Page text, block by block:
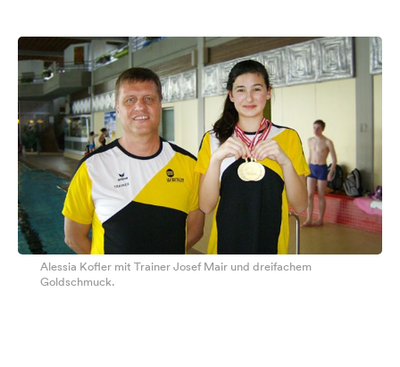
Alessia Kofler mit Trainer Josef Mair und dreifachem
Goldschmuck.